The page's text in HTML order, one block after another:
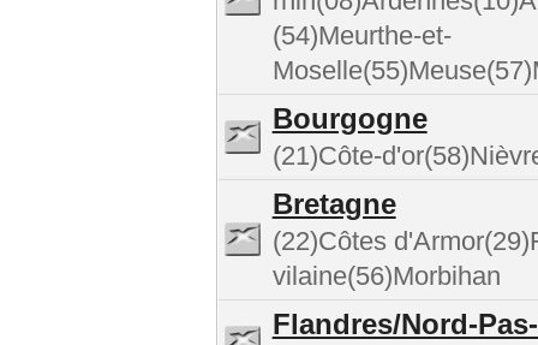
(54)Meurthe-et-
Bourgogne
(21)Côte-
Bretagne
(22)Côtes
vilaine(56)Morbihan
Flandres/Nord-